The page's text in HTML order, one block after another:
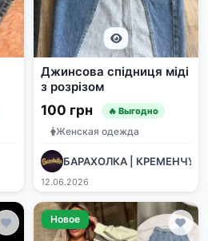
Джинсова спідниця міді
з розрізом
100 грн 🔥 Выгодно
Женская одежда
БАРАХОЛКА | КРЕМЕНЧУК
12.06.2026
Новое